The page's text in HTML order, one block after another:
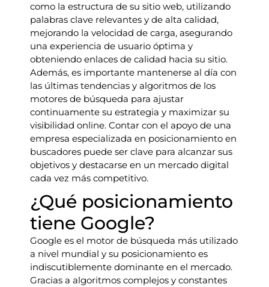
como la estructura de su sitio web, utilizando
palabras clave relevantes y de alta calidad,
mejorando la velocidad de carga, asegurando
una experiencia de usuario óptima y
obteniendo enlaces de calidad hacia su sitio.
Además, es importante mantenerse al día con
las últimas tendencias y algoritmos de los
motores de búsqueda para ajustar
continuamente su estrategia y maximizar su
visibilidad online. Contar con el apoyo de una
empresa especializada en posicionamiento en
buscadores puede ser clave para alcanzar sus
objetivos y destacarse en un mercado digital
cada vez más competitivo.
¿Qué posicionamiento
tiene Google?
Google es el motor de búsqueda más utilizado
a nivel mundial y su posicionamiento es
indiscutiblemente dominante en el mercado.
Gracias a algoritmos complejos y constantes